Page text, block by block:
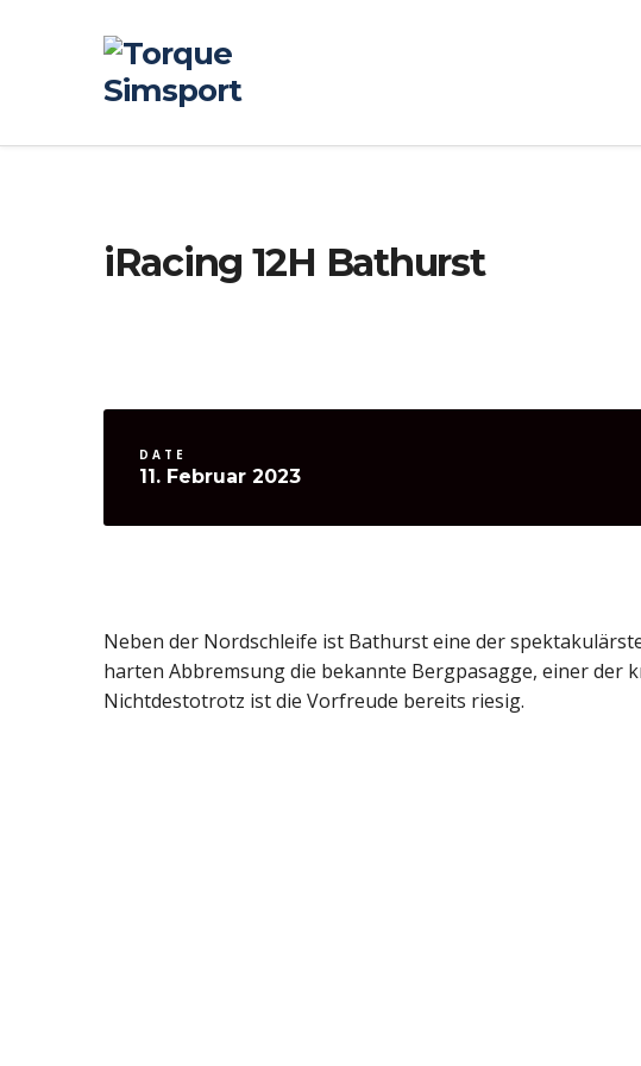
iRacing 12H Bathurst
DATE
11. Februar 2023
Neben der Nordschleife ist Bathurst eine der
harten Abbremsung die bekannte Bergpasagge, einer der
Nichtdestotrotz ist die Vorfreude bereits riesig.